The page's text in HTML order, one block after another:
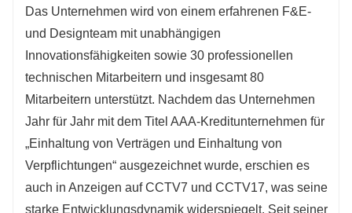
Das Unternehmen wird von einem erfahrenen F&E-
und Designteam mit unabhängigen
Innovationsfähigkeiten sowie 30 professionellen
technischen Mitarbeitern und insgesamt 80
Mitarbeitern unterstützt. Nachdem das Unternehmen
Jahr für Jahr mit dem Titel AAA-Kreditunternehmen für
„Einhaltung von Verträgen und Einhaltung von
Verpflichtungen“ ausgezeichnet wurde, erschien es
auch in Anzeigen auf CCTV7 und CCTV17, was seine
starke Entwicklungsdynamik widerspiegelt. Seit seiner